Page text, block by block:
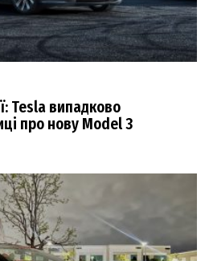
Tesla випадково
про нову Model 3